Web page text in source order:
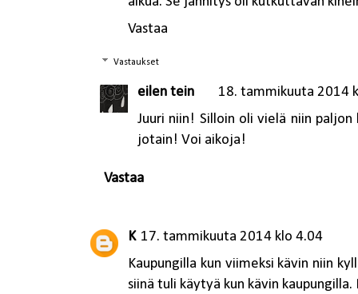
Vastaa
Vastaukset
eilen tein
18. tammikuuta 2014
Juuri niin! Silloin oli vielä niin
jotain! Voi aikoja!
Vastaa
K 17. tammikuuta 2014 klo 4.04
Kaupungilla kun viimeksi kävin niin
siinä tuli käytyä kun kävin